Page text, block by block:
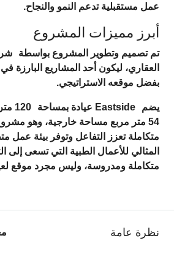
عمل مستقبلية تدعم النمو والنجاح.
أبرز مميزات المشروع
تم تصميم وتطوير المشروع بواسطة
العقاري، ليكون أحد المشاريع البارزة في
بفضل موقعه الاستراتيجي.
يضم Eastsideعيادة بمساحة
120 متر
، وهو مشروع
متكاملة تعزز التفاعل وتوفر بيئة عمل
المثالي للأعمال الطبية التي تسعى إلى
متكاملة ومدروسة، وليس مجرد موقع
نظرة عامة